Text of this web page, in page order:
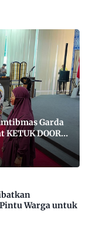
Garda
DOORS
Warga untuk